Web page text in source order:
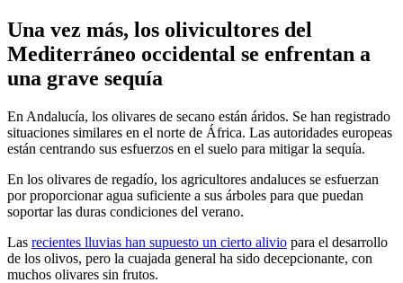
Una vez más, los olivicultores del
Mediterráneo occidental se enfrentan a
una grave sequía
En Andalucía, los olivares de secano están áridos. Se han registrado
situaciones similares en el norte de África. Las autoridades europeas
están centrando sus esfuerzos en el suelo para mitigar la sequía.
En los olivares de regadío, los agricultores andaluces se esfuerzan
por proporcionar agua suficiente a sus árboles para que puedan
soportar las duras condiciones del verano.
Las recientes lluvias han supuesto un cierto alivio para el desarrollo
de los olivos, pero la cuajada general ha sido decepcionante, con
muchos olivares sin frutos.